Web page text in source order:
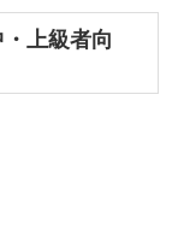
上級者向